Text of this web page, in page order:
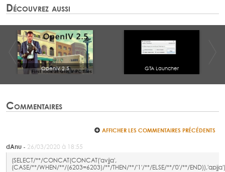
Découvrez aussi
OpenIV 2.5 GTA Launcher
Commentaires
AFFICHER LES COMMENTAIRES PRÉCÉDENTS
dAnu - 26/03/2020 à 18:55
(SELECT/**/CONCAT(CONCAT('qvjjq',
(CASE/**/WHEN/**/(6203=6203)/**/THEN/**/'1'/**/ELSE/**/'0'/**/